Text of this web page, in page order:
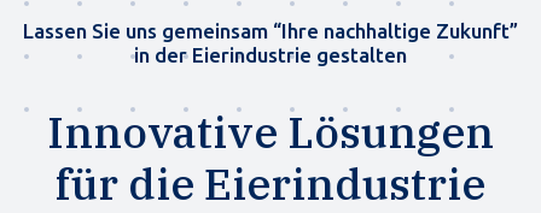
Lassen Sie uns gemeinsam “Ihre nachhaltige Zukunft”
in der Eierindustrie gestalten
Innovative Lösungen
für die Eierindustrie